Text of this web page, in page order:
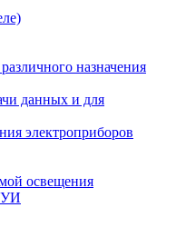
назначения
данных и для
электроприборов
освещения